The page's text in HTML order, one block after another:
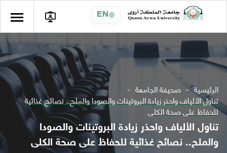
EN
الرئيسية صحيفة الجامعة
تناول الألياف واحذر زيادة البروتينات والصودا والملح.. نصائح غذائية
للحفاظ على صحة الكلى
تناول الألياف واحذر زيادة البروتينات والصودا
والملح.. نصائح غذائية للحفاظ على صحة الكلى